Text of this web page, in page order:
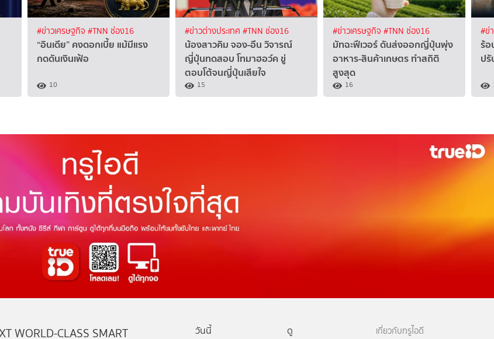
#ข่าวเศรษฐกิจ #TNN ช่อง16
“อินเดีย” คงดอกเบี้ย แม้มีแรง
กดดันเงินเฟ้อ
10
#ข่าวต่างประเทศ #TNN ช่อง16
น้องสาวคิม จอง-อึน วิจารณ์
ญี่ปุ่นทดสอบ โทมาฮอว์ค ขู่
ตอบโต้จนญี่ปุ่นเสียใจ
15
#ข่าวเศรษฐกิจ #TNN ช่อง16
มัทฉะฟีเวอร์ ดันส่งออกญี่ปุ่นพุ่ง
อาหาร-สินค้าเกษตร ทำสถิติ
สูงสุด
16
#ข่
ร้
ปรั
WORLD-CLASS SMART วันนี้ ดู เกี่ยวกับทรูไอดี